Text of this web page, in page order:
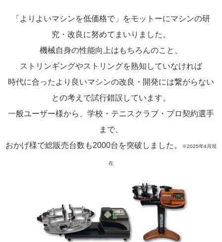
「よりよいマシンを低価格で」をモットーにマシンの研
究・改良に努めてまいりました。
機械自身の性能向上はもちろんのこと、
ストリンギングやストリングを熟知していなければ
時代に合ったより良いマシンの改良・開発には繋がらない
との考えで試行錯誤しています。
一般ユーザー様から、学校・テニスクラブ・プロ契約選手
まで、
おかげ様で総販売台数も2000台を突破しました。
※2025年4月現
在